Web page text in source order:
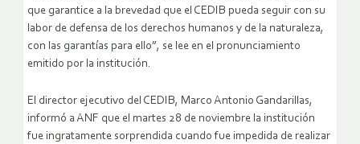
que garantice a la brevedad que el CEDIB pueda seguir con su
labor de defensa de los derechos humanos y de la naturaleza,
con las garantías para ello”, se lee en el pronunciamiento
emitido por la institución.
El director ejecutivo del CEDIB, Marco Antonio Gandarillas,
informó a ANF que el martes 28 de noviembre la institución
fue ingratamente sorprendida cuando fue impedida de realizar